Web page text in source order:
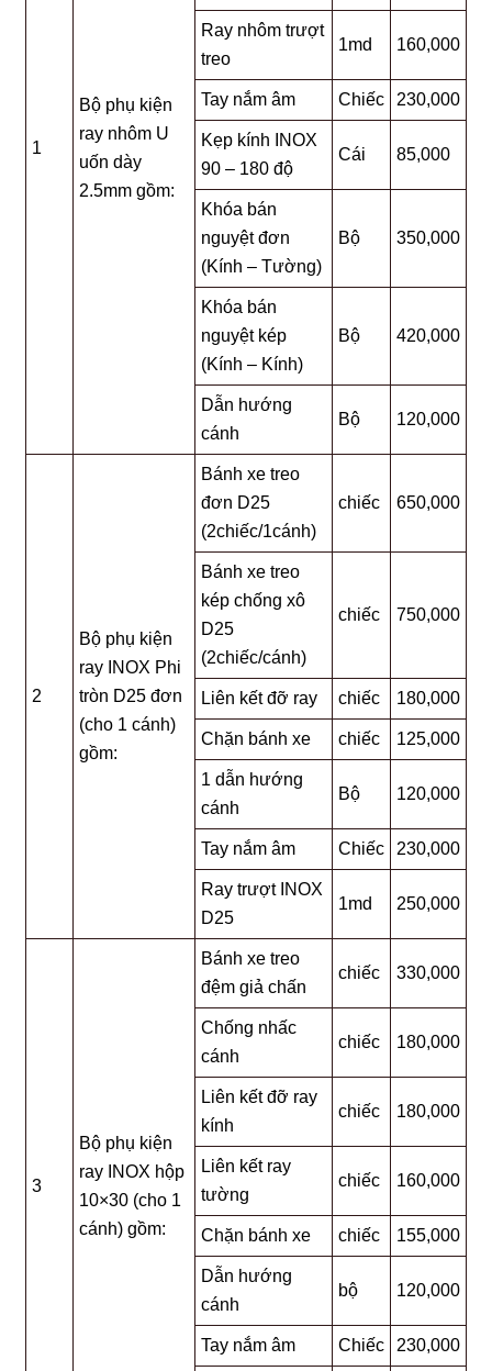
1
Bộ phụ kiện
ray nhôm U
uốn dày
2.5mm gồm:
Ray nhôm trượt
treo
1md 160,000
Tay nắm âm Chiếc 230,000
Kẹp kính INOX
90 – 180 độ
Cái 85,000
Khóa bán
nguyệt đơn
(Kính – Tường)
Bộ 350,000
Khóa bán
nguyệt kép
(Kính – Kính)
Bộ 420,000
Dẫn hướng
cánh
Bộ 120,000
2
Bộ phụ kiện
ray INOX Phi
tròn D25 đơn
(cho 1 cánh)
gồm:
Bánh xe treo
đơn D25
(2chiếc/1cánh)
chiếc 650,000
Bánh xe treo
kép chống xô
D25
(2chiếc/cánh)
chiếc 750,000
Liên kết đỡ ray chiếc 180,000
Chặn bánh xe chiếc 125,000
1 dẫn hướng
cánh
Bộ 120,000
Tay nắm âm Chiếc 230,000
Ray trượt INOX
D25
1md 250,000
3
Bộ phụ kiện
ray INOX hộp
10×30 (cho 1
cánh) gồm:
Bánh xe treo
đệm giả chấn
chiếc 330,000
Chống nhấc
cánh
chiếc 180,000
Liên kết đỡ ray
kính
chiếc 180,000
Liên kết ray
tường
chiếc 160,000
Chặn bánh xe chiếc 155,000
Dẫn hướng
cánh
bộ 120,000
Tay nắm âm Chiếc 230,000